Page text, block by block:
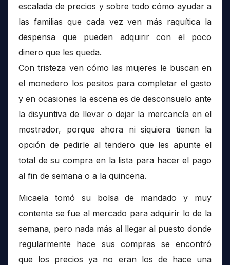
escalada de precios y sobre todo cómo ayudar a
las familias que cada vez ven más raquítica la
despensa que pueden adquirir con el poco
dinero que les queda.
Con tristeza ven cómo las mujeres le buscan en
el monedero los pesitos para completar el gasto
y en ocasiones la escena es de desconsuelo ante
la disyuntiva de llevar o dejar la mercancía en el
mostrador, porque ahora ni siquiera tienen la
opción de pedirle al tendero que les apunte el
total de su compra en la lista para hacer el pago
al fin de semana o a la quincena.
Micaela tomó su bolsa de mandado y muy
contenta se fue al mercado para adquirir lo de la
semana, pero nada más al llegar al puesto donde
regularmente hace sus compras se encontró
que los precios ya no eran los de hace una